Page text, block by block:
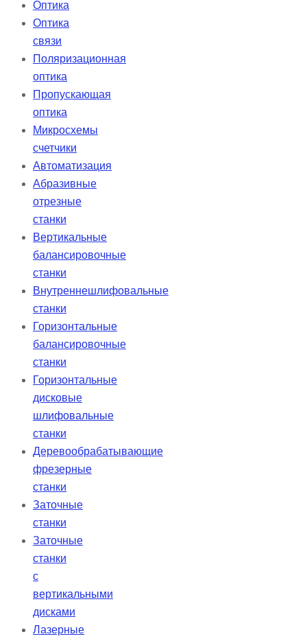
Оптика
Оптика
связи
Поляризационная
оптика
Пропускающая
оптика
Микросхемы
счетчики
Автоматизация
Абразивные
отрезные
станки
Вертикальные
балансировочные
станки
Внутреннешлифовальные
станки
Горизонтальные
балансировочные
станки
Горизонтальные
дисковые
шлифовальные
станки
Деревообрабатывающие
фрезерные
станки
Заточные
станки
Заточные
станки
с
вертикальными
дисками
Лазерные